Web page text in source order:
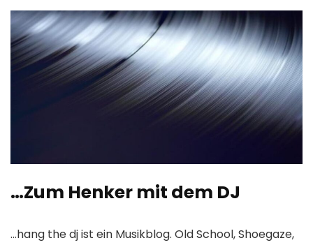
…Zum Henker mit dem DJ
…hang the dj ist ein Musikblog. Old School, Shoegaze,